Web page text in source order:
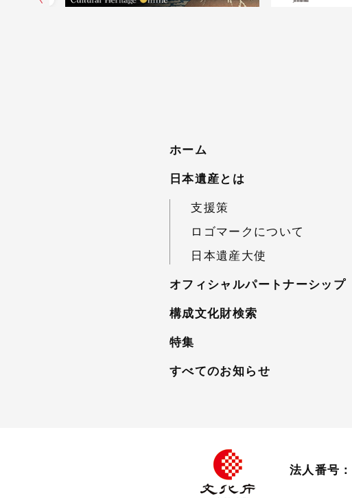
ホーム
日本遺産とは
支援策
ロゴマークについて
日本遺産大使
オフィシャルパートナーシップ
構成文化財検索
特集
すべてのお知らせ
法人番号：